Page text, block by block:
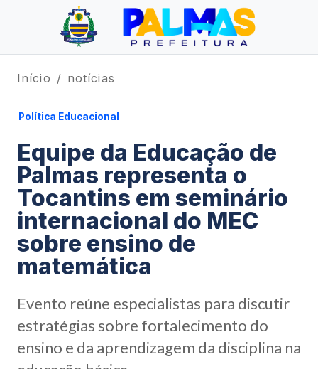
Início notícias
Política Educacional
Equipe da Educação de
Palmas representa o
Tocantins em seminário
internacional do MEC
sobre ensino de
matemática
Evento reúne especialistas para discutir
estratégias sobre fortalecimento do
ensino e da aprendizagem da disciplina na